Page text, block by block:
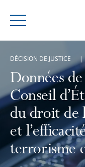
Menu
Données
Conseil
du droit de
et
terrorisme
DÉCISION DE JUSTICE